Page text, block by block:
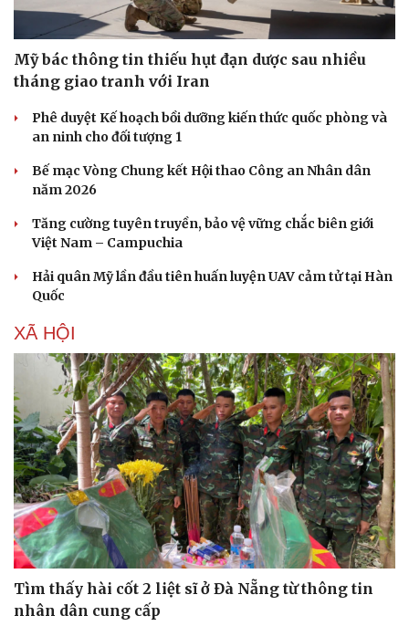
Mỹ bác thông tin thiếu hụt đạn dược sau nhiều
tháng giao tranh với Iran
Phê duyệt Kế hoạch bồi dưỡng kiến thức quốc phòng và
an ninh cho đối tượng 1
Bế mạc Vòng Chung kết Hội thao Công an Nhân dân
năm 2026
Tăng cường tuyên truyền, bảo vệ vững chắc biên giới
Việt Nam – Campuchia
Hải quân Mỹ lần đầu tiên huấn luyện UAV cảm tử tại Hàn
Quốc
XÃ HỘI
Tìm thấy hài cốt 2 liệt sĩ ở Đà Nẵng từ thông tin
nhân dân cung cấp